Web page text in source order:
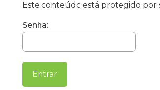
Este conteúdo está protegido por
Senha: